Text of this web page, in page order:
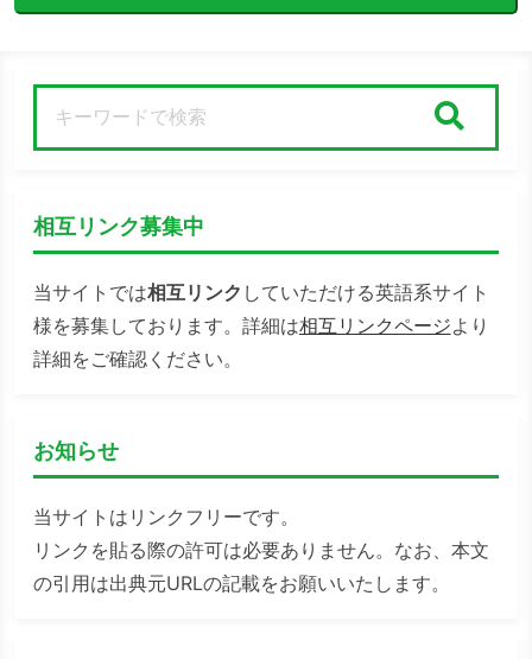
相互リンク募集中
当サイトでは相互リンク していただける英語系サイト
様を募集しております。詳細は相互リンクページより
詳細をご確認ください。
お知らせ
当サイトはリンクフリーです。
リンクを貼る際の許可は必要ありません。なお、本文
の引用は出典元URLの記載をお願いいたします。